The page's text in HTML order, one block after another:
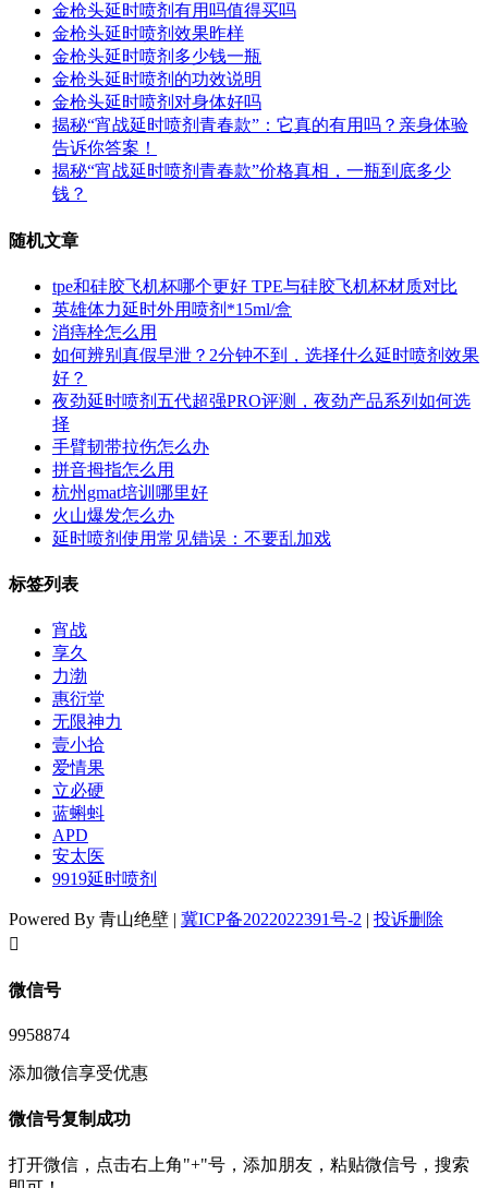
金枪头延时喷剂有用吗值得买吗
金枪头延时喷剂效果昨样
金枪头延时喷剂多少钱一瓶
金枪头延时喷剂的功效说明
金枪头延时喷剂对身体好吗
揭秘“宵战延时喷剂青春款”：它真的有用吗？亲身体验
告诉你答案！
揭秘“宵战延时喷剂青春款”价格真相，一瓶到底多少
钱？
随机文章
tpe和硅胶飞机杯哪个更好 TPE与硅胶飞机杯材质对比
英雄体力延时外用喷剂*15ml/盒
消痔栓怎么用
如何辨别真假早泄？2分钟不到，选择什么延时喷剂效果
好？
夜劲延时喷剂五代超强PRO评测，夜劲产品系列如何选
择
手臂韧带拉伤怎么办
拼音拇指怎么用
杭州gmat培训哪里好
火山爆发怎么办
延时喷剂使用常见错误：不要乱加戏
标签列表
宵战
享久
力渤
惠衍堂
无限神力
壹小拾
爱情果
立必硬
蓝蝌蚪
APD
安太医
9919延时喷剂
Powered By 青山绝壁 | 冀ICP备2022022391号-2 | 投诉删除
󦘖
微信号
9958874
添加微信享受优惠
微信号复制成功
打开微信，点击右上角"+"号，添加朋友，粘贴微信号，搜索